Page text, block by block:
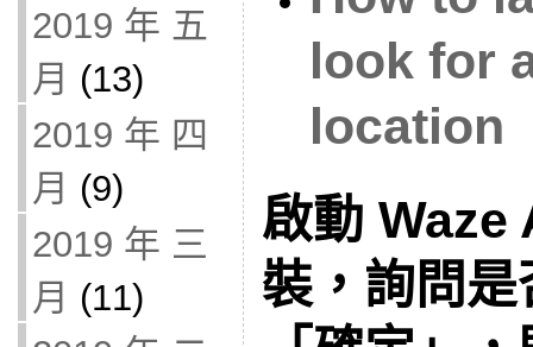
2019 年 五
月 (13)
2019 年 四
月 (9)
2019 年 三
月 (11)
look for
location
啟動 Waze
裝，詢問